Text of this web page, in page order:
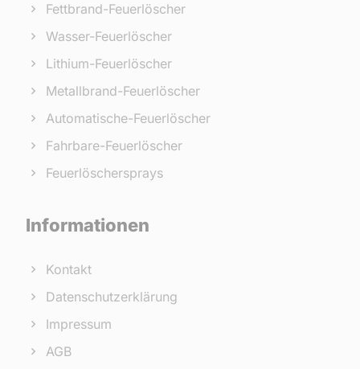
Fettbrand-Feuerlöscher
Wasser-Feuerlöscher
Lithium-Feuerlöscher
Metallbrand-Feuerlöscher
Automatische-Feuerlöscher
Fahrbare-Feuerlöscher
Feuerlöschersprays
Informationen
Kontakt
Datenschutzerklärung
Impressum
AGB